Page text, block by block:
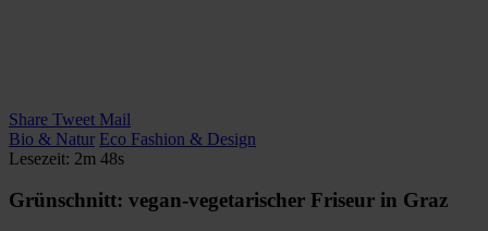
Share Tweet Mail
Bio & Natur Eco Fashion & Design
Lesezeit: 2m 48s
Grünschnitt: vegan-vegetarischer Friseur in Graz